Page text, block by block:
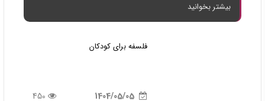
بیشتر بخوانید
فلسفه برای کودکان
1404/05/05
450